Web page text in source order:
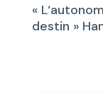
«
destin »